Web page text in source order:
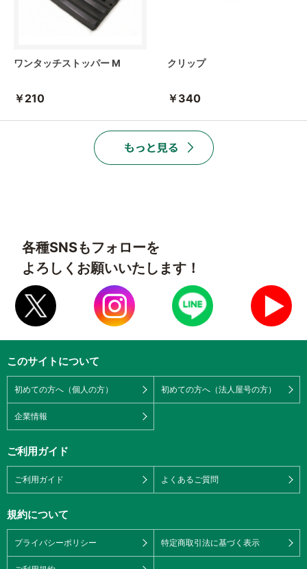
ワンタッチストッパー M
￥210
クリップ
￥340
各種SNSもフォローを
よろしくお願いいたします！
このサイトについて
初めての方へ（個人の方） 初めての方へ（法人屋号の方）
企業情報
ご利用ガイド
ご利用ガイド よくあるご質問
規約について
プライバシーポリシー 特定商取引法に基づく表示